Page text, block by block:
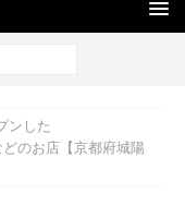
ンした
どのお店【京都府城陽